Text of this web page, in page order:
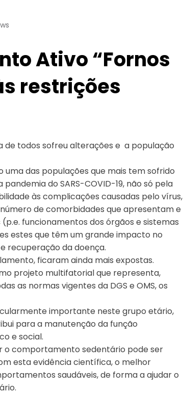
Ativo “Fornos
restrições
de todos sofreu alterações e a população
uma das populações que mais tem sofrido
do SARS-COVID-19, não só pela
às complicações causadas pelo vírus,
de comorbidades que apresentam e
funcionamentos dos órgãos e sistemas
estes que têm um grande impacto no
recuperação da doença.
ficaram ainda mais expostas.
projeto multifatorial que representa,
as normas vigentes da DGS e OMS, os
importante neste grupo etário,
para a manutenção da função
e social.
o comportamento sedentário pode ser
esta evidência científica, o melhor
saudáveis, de forma a ajudar o